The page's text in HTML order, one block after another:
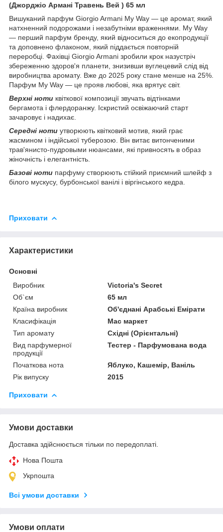
(Джорджіо Армані Травень Вей ) 65 мл
Вишуканий парфум Giorgio Armani My Way — це аромат, який
натхненний подорожами і незабутніми враженнями. My Way
— перший парфум бренду, який відноситься до екопродукції
та доповнено флаконом, який піддається повторній
переробці. Фахівці Giorgio Armani зробили крок назустріч
збереженню здоров'я планети, знизивши вуглецевий слід від
виробництва аромату. Вже до 2025 року стане менше на 25%.
Парфум My Way — це прояв любові, яка врятує світ.
Верхні ноти квіткової композиції звучать відтінками
бергамота і флердоранжу. Іскристий освіжаючий старт
зачаровує і надихає.
Середні ноти утворюють квітковий мотив, який грає
жасмином і індійської туберозою. Він витає витонченими
трав'янисто-пудровыми нюансами, які привносять в образ
жіночність і елегантність.
Базові ноти парфуму створюють стійкий приємний шлейф з
білого мускусу, бурбонської ванілі і віргінського кедра.
Приховати
Характеристики
Основні
Виробник
Victoria's Secret
Об`єм
65 мл
Країна виробник
Об'єднані Арабські Емірати
Класифікація
Мас маркет
Тип аромату
Східні (Орієнтальні)
Вид парфумерної
продукції
Тестер - Парфумована вода
Початкова нота
Яблуко, Кашемір, Ваніль
Рік випуску
2015
Приховати
Умови доставки
Доставка здійснюється тільки по передоплаті.
Нова Пошта
Укрпошта
Всі умови доставки
Умови оплати